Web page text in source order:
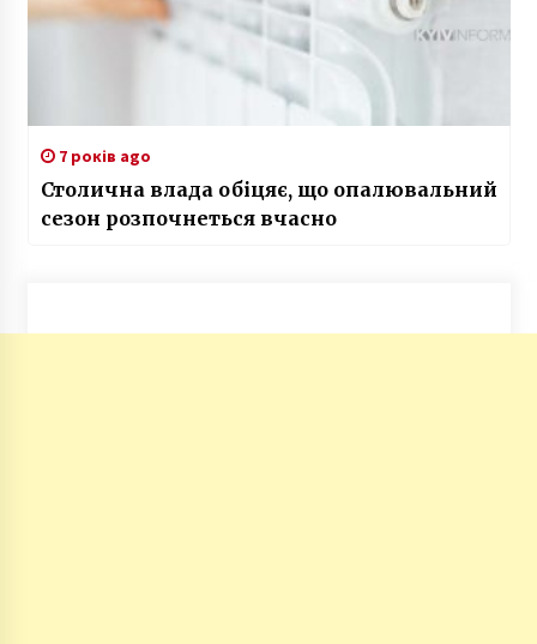
7 років ago
Столична влада обіцяє, що опалювальний
сезон розпочнеться вчасно